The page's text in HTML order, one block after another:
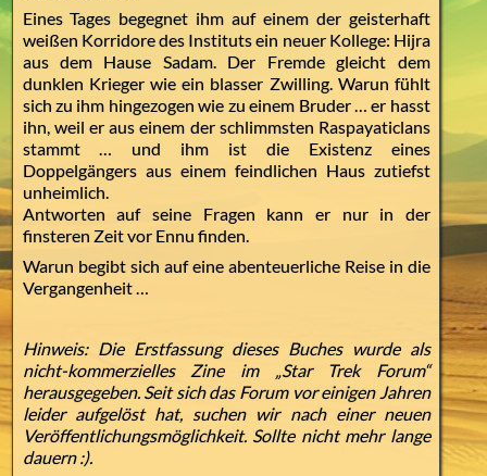
Eines Tages begegnet ihm auf einem der geisterhaft
weißen Korridore des Instituts ein neuer Kollege: Hijra
aus dem Hause Sadam. Der Fremde gleicht dem
dunklen Krieger wie ein blasser Zwilling. Warun fühlt
sich zu ihm hingezogen wie zu einem Bruder … er hasst
ihn, weil er aus einem der schlimmsten Raspayaticlans
stammt … und ihm ist die Existenz eines
Doppelgängers aus einem feindlichen Haus zutiefst
unheimlich.
Antworten auf seine Fragen kann er nur in der
finsteren Zeit vor Ennu finden.
Warun begibt sich auf eine abenteuerliche Reise in die
Vergangenheit …
Hinweis: Die Erstfassung dieses Buches wurde als
nicht-kommerzielles Zine im „Star Trek Forum“
herausgegeben. Seit sich das Forum vor einigen Jahren
leider aufgelöst hat, suchen wir nach einer neuen
Veröffentlichungsmöglichkeit. Sollte nicht mehr lange
dauern :).